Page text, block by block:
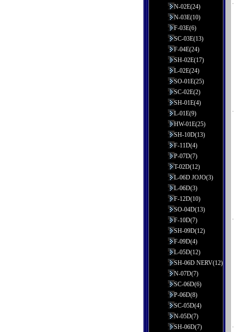
N-02E(24)
N-03E(10)
F-03E(6)
SC-03E(13)
F-04E(24)
SH-02E(17)
L-02E(24)
SO-01E(25)
SC-02E(2)
SH-01E(4)
L-01E(9)
HW-01E(25)
SH-10D(13)
F-11D(4)
P-07D(7)
T-02D(12)
L-06D JOJO(3)
L-06D(3)
F-12D(10)
SO-04D(13)
F-10D(7)
SH-09D(12)
F-09D(4)
L-05D(12)
SH-06D NERV(12)
N-07D(7)
SC-06D(6)
P-06D(8)
SC-05D(4)
N-05D(7)
SH-06D(7)